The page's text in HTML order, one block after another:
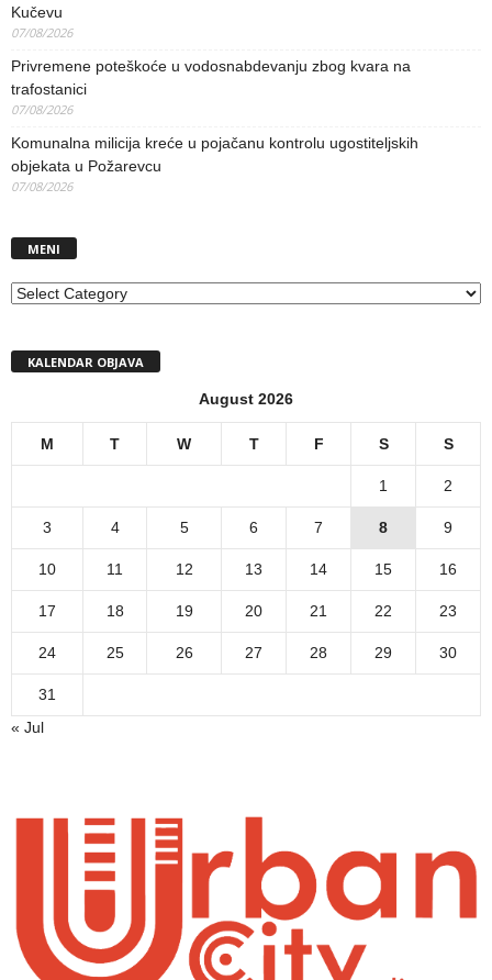
Kučevu
07/08/2026
Privremene poteškoće u vodosnabdevanju zbog kvara na
trafostanici
07/08/2026
Komunalna milicija kreće u pojačanu kontrolu ugostiteljskih
objekata u Požarevcu
07/08/2026
MENI
MENI
KALENDAR OBJAVA
August 2026
M T W T F S S
1 2
3 4 5 6 7 8 9
10 11 12 13 14 15 16
17 18 19 20 21 22 23
24 25 26 27 28 29 30
31
« Jul